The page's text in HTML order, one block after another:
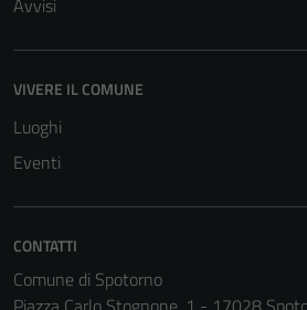
Avvisi
VIVERE IL COMUNE
Luoghi
Eventi
CONTATTI
Comune di Spotorno